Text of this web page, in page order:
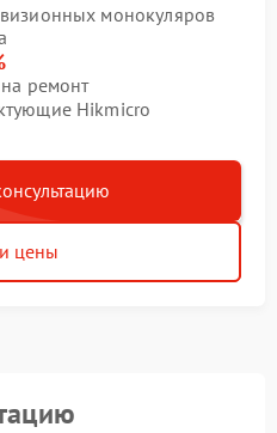
монокуляров
ремонт
Hikmicro
цены